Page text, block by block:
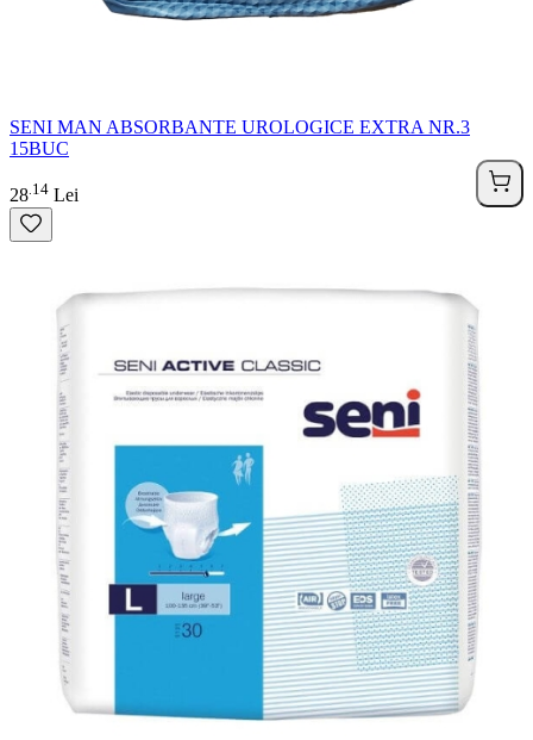
SENI MAN ABSORBANTE UROLOGICE EXTRA NR.3
15BUC
28 14 Lei